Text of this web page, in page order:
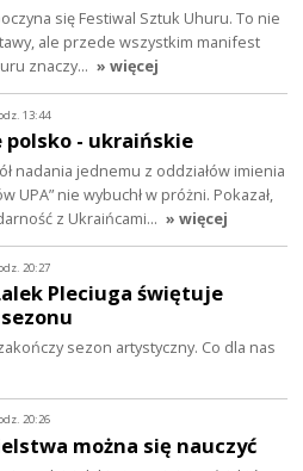
się Festiwal Sztuk Uhuru. To nie
ale przede wszystkim manifest
znaczy… » więcej
13:44
polsko - ukraińskie
nadania jednemu z oddziałów imienia
UPA” nie wybuchł w próżni. Pokazał,
z Ukraińcami… » więcej
20:27
Pleciuga świętuje
sezon artystyczny. Co dla nas
20:26
można się nauczyć